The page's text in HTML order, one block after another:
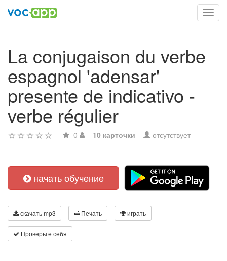
La conjugaison du verbe
espagnol 'adensar'
presente de indicativo -
verbe régulier
0 10 карточки отсутствует
начать обучение
скачать mp3 Печать играть
Проверьте себя